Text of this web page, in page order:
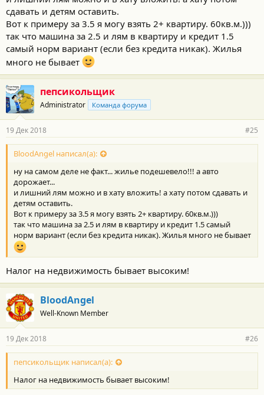
сдавать и детям оставить.
Вот к примеру за 3.5 я могу взять 2+ квартиру. 60кв.м.)))
так что машина за 2.5 и лям в квартиру и кредит 1.5
самый норм вариант (если без кредита никак). Жилья
много не бывает
пепсикольщик
Administrator Команда форума
19 Дек 2018 #25
BloodAngel написал(а):
ну на самом деле не факт... жилье подешевело!!! а авто
дорожает...
и лишний лям можно и в хату вложить! а хату потом сдавать и
детям оставить.
Вот к примеру за 3.5 я могу взять 2+ квартиру. 60кв.м.)))
так что машина за 2.5 и лям в квартиру и кредит 1.5 самый
норм вариант (если без кредита никак). Жилья много не бывает
Налог на недвижимость бывает высоким!
BloodAngel
Well-Known Member
19 Дек 2018 #26
пепсикольщик написал(а):
Налог на недвижимость бывает высоким!